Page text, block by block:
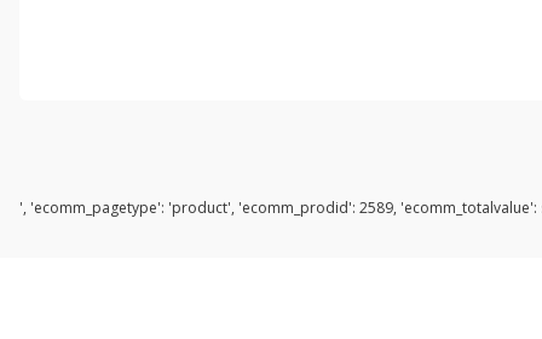
', 'ecomm_pagetype': 'product', 'ecomm_prodid': 2589, 'ecomm_totalvalue':